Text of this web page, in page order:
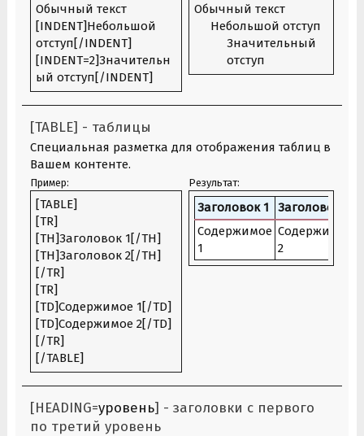
Обычный текст
[INDENT]Небольшой
отступ[/INDENT]
[INDENT=2]Значительн
ый отступ[/INDENT]
Обычный текст
Небольшой отступ​
Значительный
отступ​
[TABLE] - таблицы
Специальная разметка для отображения таблиц в
Вашем контенте.
Пример:
[TABLE]
[TR]
[TH]Заголовок 1[/TH]
[TH]Заголовок 2[/TH]
[/TR]
[TR]
[TD]Содержимое 1[/TD]
[TD]Содержимое 2[/TD]
[/TR]
[/TABLE]
Результат:
Заголовок 1
Заголовок 2
Содержимое
1
Содержимое
2
[HEADING=уровень] - заголовки с первого
по третий уровень